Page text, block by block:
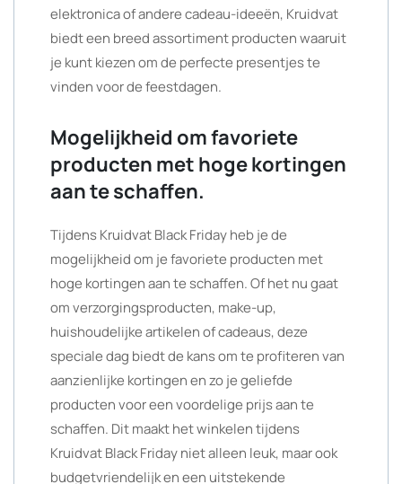
elektronica of andere cadeau-ideeën, Kruidvat
biedt een breed assortiment producten waaruit
je kunt kiezen om de perfecte presentjes te
vinden voor de feestdagen.
Mogelijkheid om favoriete
producten met hoge kortingen
aan te schaffen.
Tijdens Kruidvat Black Friday heb je de
mogelijkheid om je favoriete producten met
hoge kortingen aan te schaffen. Of het nu gaat
om verzorgingsproducten, make-up,
huishoudelijke artikelen of cadeaus, deze
speciale dag biedt de kans om te profiteren van
aanzienlijke kortingen en zo je geliefde
producten voor een voordelige prijs aan te
schaffen. Dit maakt het winkelen tijdens
Kruidvat Black Friday niet alleen leuk, maar ook
budgetvriendelijk en een uitstekende